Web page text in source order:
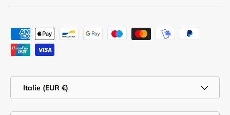
Moyens de paiement acceptés
Italie (EUR €)